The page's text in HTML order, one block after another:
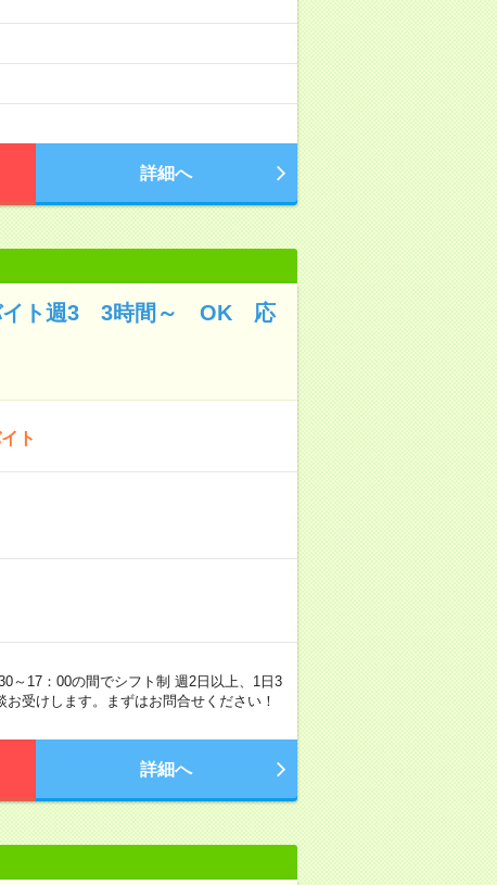
詳細へ
イト週3 3時間～ OK 応
ト
～17：00の間でシフト制 週2日以上、1日3
受けします。まずはお問合せください！
詳細へ